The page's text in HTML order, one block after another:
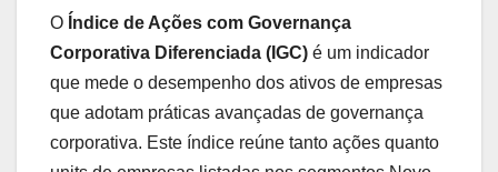
O Índice de Ações com Governança
Corporativa Diferenciada (IGC) é um indicador
que mede o desempenho dos ativos de empresas
que adotam práticas avançadas de governança
corporativa. Este índice reúne tanto ações quanto